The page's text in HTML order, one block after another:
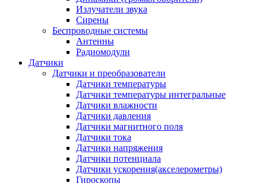
Излучатели звука
Сирены
Беспроводные системы
Антенны
Радиомодули
Датчики
Датчики и преобразователи
Датчики температуры
Датчики температуры интегральные
Датчики влажности
Датчики давления
Датчики магнитного поля
Датчики тока
Датчики напряжения
Датчики потенциала
Датчики ускорения(акселерометры)
Гироскопы